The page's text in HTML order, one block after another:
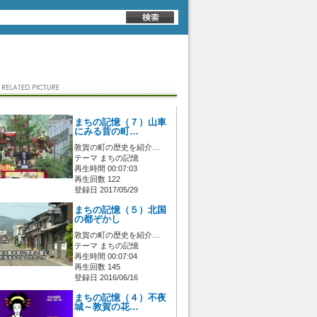
まちの記憶（７）山車
にみる昔の町…
敦賀の町の歴史を紹介…
テーマ まちの記憶
再生時間 00:07:03
再生回数 122
登録日 2017/05/29
まちの記憶（５）北国
の都ぞかし
敦賀の町の歴史を紹介…
テーマ まちの記憶
再生時間 00:07:04
再生回数 145
登録日 2016/06/16
まちの記憶（４）不夜
城～敦賀の花…